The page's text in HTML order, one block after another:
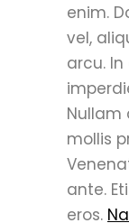
enim.
vel,
arcu.
Nullam
mollis
ante.
eros.